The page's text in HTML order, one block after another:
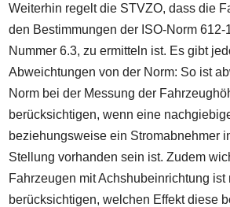
Weiterhin regelt die STVZO, dass die
den Bestimmungen der ISO-Norm 612-
Nummer 6.3, zu ermitteln ist. Es gibt
Abweichtungen von der Norm: So ist
Norm bei der Messung der
berücksichtigen, wenn eine
beziehungsweise ein Stromabnehmer
Stellung vorhanden sein ist. Zudem
Fahrzeugen mit Achshubeinrichtung ist
berücksichtigen, welchen Effekt diese